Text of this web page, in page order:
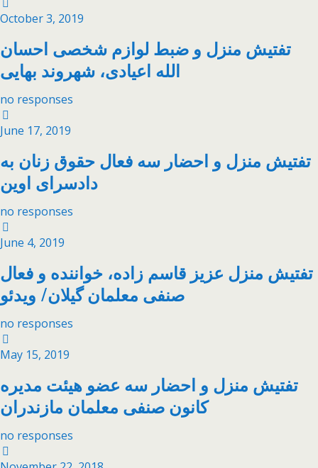
October 3, 2019
تفتیش منزل و ضبط لوازم شخصی احسان
الله اعیادی، شهروند بهایی
no responses
June 17, 2019
تفتیش منزل و احضار سه فعال حقوق زنان به
دادسرای اوین
no responses
June 4, 2019
تفتیش منزل عزیز قاسم زاده، خواننده و فعال
صنفی معلمان گیلان/ ویدئو
no responses
May 15, 2019
تفتیش منزل و احضار سه عضو هیئت مدیره
کانون صنفی معلمان مازندران
no responses